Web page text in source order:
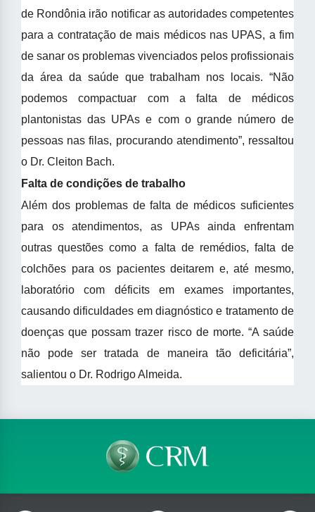
de Rondônia irão notificar as autoridades competentes
para a contratação de mais médicos nas UPAS, a fim
de sanar os problemas vivenciados pelos profissionais
da área da saúde que trabalham nos locais. “Não
podemos compactuar com a falta de médicos
plantonistas das UPAs e com o grande número de
pessoas nas filas, procurando atendimento”, ressaltou
o Dr. Cleiton Bach.
Falta de condições de trabalho
Além dos problemas de falta de médicos suficientes
para os atendimentos, as UPAs ainda enfrentam
outras questões como a falta de remédios, falta de
colchões para os pacientes deitarem e, até mesmo,
laboratório com déficits em exames importantes,
causando dificuldades em diagnóstico e tratamento de
doenças que possam trazer risco de morte. “A saúde
não pode ser tratada de maneira tão deficitária”,
salientou o Dr. Rodrigo Almeida.